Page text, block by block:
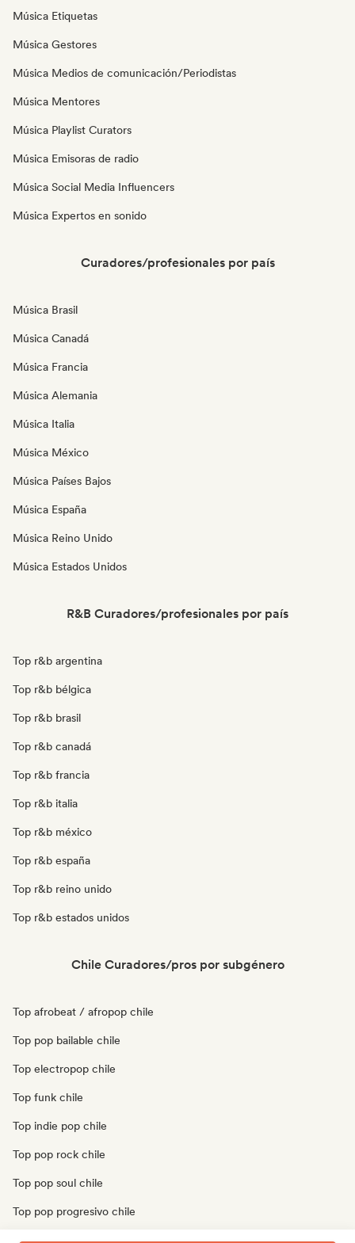
Música Etiquetas
Música Gestores
Música Medios de comunicación/Periodistas
Música Mentores
Música Playlist Curators
Música Emisoras de radio
Música Social Media Influencers
Música Expertos en sonido
Curadores/profesionales por país
Música Brasil
Música Canadá
Música Francia
Música Alemania
Música Italia
Música México
Música Países Bajos
Música España
Música Reino Unido
Música Estados Unidos
R&B Curadores/profesionales por país
Top r&b argentina
Top r&b bélgica
Top r&b brasil
Top r&b canadá
Top r&b francia
Top r&b italia
Top r&b méxico
Top r&b españa
Top r&b reino unido
Top r&b estados unidos
Chile Curadores/pros por subgénero
Top afrobeat / afropop chile
Top pop bailable chile
Top electropop chile
Top funk chile
Top indie pop chile
Top pop rock chile
Top pop soul chile
Top pop progresivo chile
Top soul chile